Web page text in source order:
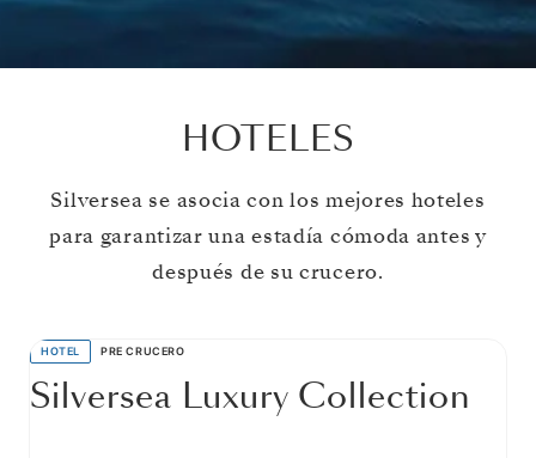
HOTELES
Silversea se asocia con los mejores hoteles
para garantizar una estadía cómoda antes y
después de su crucero.
HOTEL PRE CRUCERO
Silversea Luxury Collection